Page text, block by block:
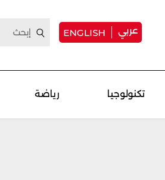
عربي ENGLISH
تكنولوجيا رياضة